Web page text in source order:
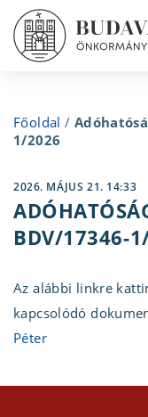
Főoldal /
1/2026
2026. MÁJUS 21. 14:33
BDV/17346-
Az alábbi linkre
kapcsolódó
Péter